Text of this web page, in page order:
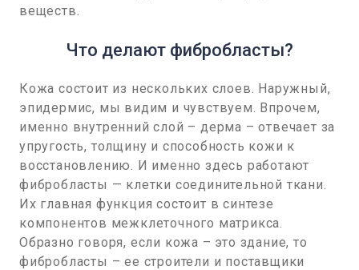
веществ.
Что делают фибробласты?
Кожа состоит из нескольких слоев. Наружный,
эпидермис, мы видим и чувствуем. Впрочем,
именно внутренний слой – дерма – отвечает за
упругость, толщину и способность кожи к
восстановлению. И именно здесь работают
фибробласты — клетки соединительной ткани.
Их главная функция состоит в синтезе
компонентов межклеточного матрикса.
Образно говоря, если кожа – это здание, то
фибробласты – ее строители и поставщики